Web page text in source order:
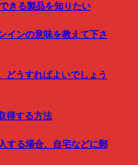
きる製品を知りたい
インの意味を教えて下さ
どうすればよいでしょう
得する方法
する場合、自宅などに郵